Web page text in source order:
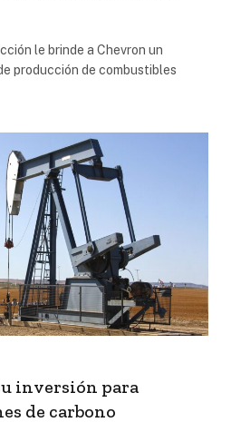
le brinde a Chevron un
producción de combustibles
inversión para
de carbono